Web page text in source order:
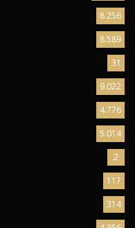
8.256
8.589
31
9.022
4.776
5.014
2
117
314